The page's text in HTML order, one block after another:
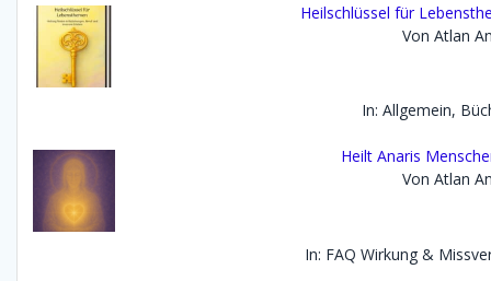
Heilschlüssel für
Von Atlan
In: Allgemein,
Heilt Anaris
Von Atlan
In: FAQ Wirkung &